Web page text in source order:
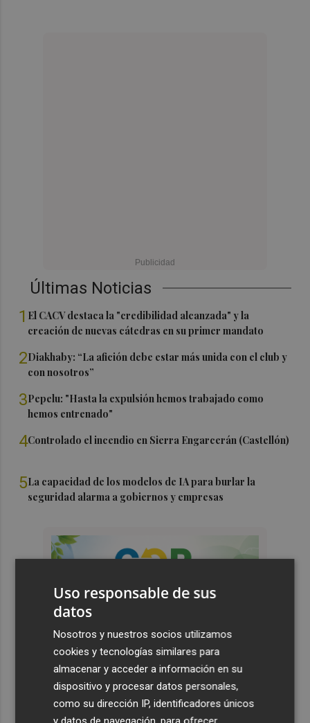
Últimas Noticias
1 El CACV destaca la "credibilidad alcanzada" y la
creación de nuevas cátedras en su primer mandato
2Diakhaby: “La afición debe estar más unida con el club y
con nosotros”
3Pepelu: "Hasta la expulsión hemos trabajado como
hemos entrenado"
4Controlado el incendio en Sierra Engarcerán (Castellón)
5La capacidad de los modelos de IA para burlar la
seguridad alarma a gobiernos y empresas
Uso responsable de sus
datos
Nosotros y nuestros socios utilizamos
cookies y tecnologías similares para
almacenar y acceder a información en su
dispositivo y procesar datos personales,
como su dirección IP, identificadores únicos